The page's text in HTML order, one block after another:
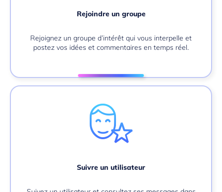
Rejoindre un groupe
Rejoignez un groupe d’intérêt qui vous interpelle et
postez vos idées et commentaires en temps réel.
Suivre un utilisateur